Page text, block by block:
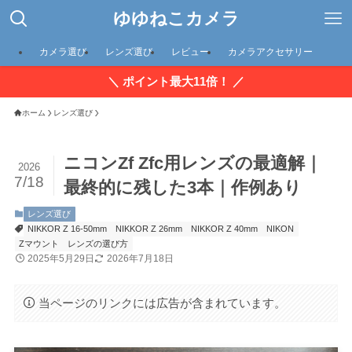
ゆゆねこカメラ
カメラ選び レンズ選び レビュー カメラアクセサリー
＼ ポイント最大11倍！ ／
ホーム レンズ選び
ニコンZf Zfc用レンズの最適解｜
最終的に残した3本｜作例あり
2026
7/18
レンズ選び
NIKKOR Z 16-50mm
NIKKOR Z 26mm NIKKOR Z 40mm
NIKON
Zマウント
レンズの選び方
2025年5月29日 2026年7月18日
当ページのリンクには広告が含まれています。